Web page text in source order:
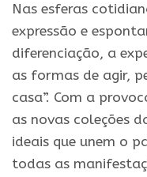
Nas esferas
expressão e
diferenciação, a
as formas de agir,
casa”. Com a
as novas coleções
ideais que unem o
todas as